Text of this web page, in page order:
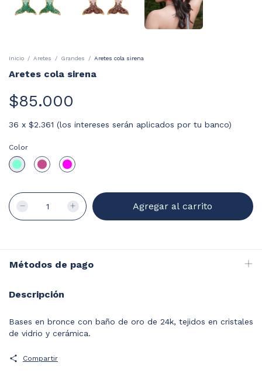
Inicio / Aretes / Grandes / Aretes cola sirena
Aretes cola sirena
$85.000
36 x $2.361 (los intereses serán aplicados por tu banco)
Color
Métodos de pago
Descripción
Bases en bronce con baño de oro de 24k, tejidos en cristales
de vidrio y cerámica.
Compartir